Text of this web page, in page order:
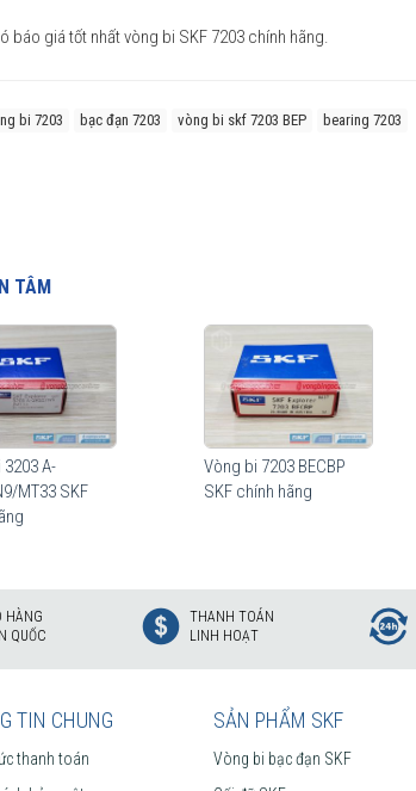
báo giá tốt nhất vòng bi SKF 7203 chính hãng.
bi 7203 bạc đạn 7203 vòng bi skf 7203 BEP bearing 7203
TÂM
A-
MT33 SKF
Vòng bi 7203 BECBP
SKF chính hãng
HÀNG
QUỐC
THANH TOÁN
LINH HOẠT
TIN CHUNG
thanh toán
SẢN PHẨM SKF
Vòng bi bạc đạn SKF